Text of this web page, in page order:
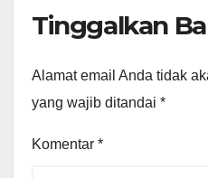
Tinggalkan
Alamat email Anda tidak
yang wajib ditandai *
Komentar *